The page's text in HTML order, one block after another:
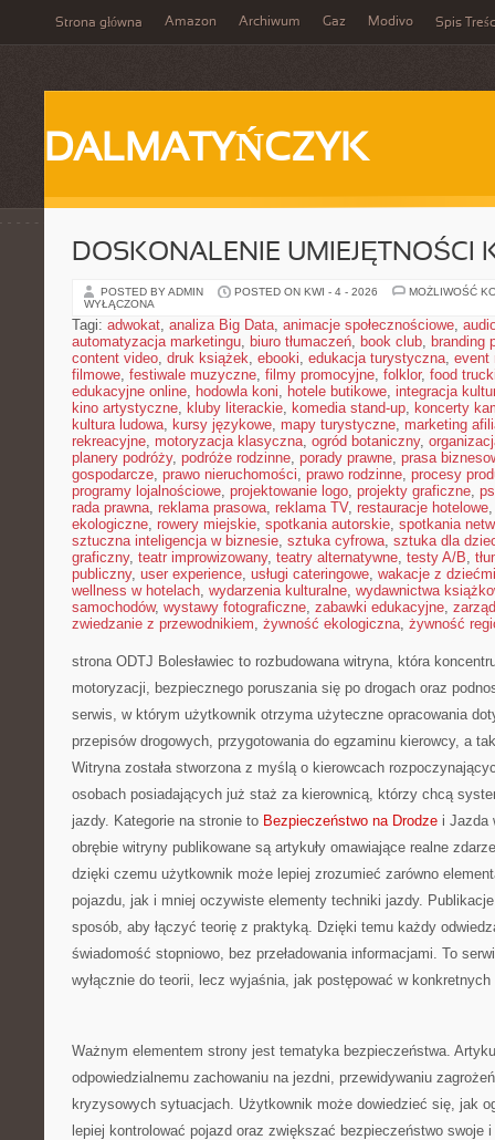
Strona główna Amazon Archiwum Gaz Modivo Spis
DALMATYŃCZYK
DOSKONALENIE UMIEJĘTNOŚCI
POSTED BY ADMIN POSTED ON KWI - 4 - 2026
MOŻLIWOŚĆ
WYŁĄCZONA
Tagi: adwokat, analiza Big Data, animacje społecznościowe,
automatyzacja marketingu, biuro tłumaczeń, book club, branding
content video, druk książek, ebooki, edukacja turystyczna, event
filmowe, festiwale muzyczne, filmy promocyjne, folklor, food
edukacyjne online, hodowla koni, hotele butikowe, integracja
kino artystyczne, kluby literackie, komedia stand-up, koncerty
kultura ludowa, kursy językowe, mapy turystyczne, marketing
rekreacyjne, motoryzacja klasyczna, ogród botaniczny,
planery podróży, podróże rodzinne, porady prawne, prasa
gospodarcze, prawo nieruchomości, prawo rodzinne, procesy
programy lojalnościowe, projektowanie logo, projekty graficzne,
rada prawna, reklama prasowa, reklama TV, restauracje hotelowe
ekologiczne, rowery miejskie, spotkania autorskie, spotkania
sztuczna inteligencja w biznesie, sztuka cyfrowa, sztuka dla
graficzny, teatr improwizowany, teatry alternatywne, testy A/B,
publiczny, user experience, usługi cateringowe, wakacje z dziećmi
wellness w hotelach, wydarzenia kulturalne, wydawnictwa
samochodów, wystawy fotograficzne, zabawki edukacyjne,
zwiedzanie z przewodnikiem, żywność ekologiczna, żywność
strona ODTJ Bolesławiec to rozbudowana witryna, która
motoryzacji, bezpiecznego poruszania się po drogach oraz
serwis, w którym użytkownik otrzyma użyteczne opracowania
przepisów drogowych, przygotowania do egzaminu kierowcy, a
Witryna została stworzona z myślą o kierowcach
osobach posiadających już staż za kierownicą, którzy chcą
jazdy. Kategorie na stronie to Bezpieczeństwo na Drodze i Jazda
obrębie witryny publikowane są artykuły omawiające realne
dzięki czemu użytkownik może lepiej zrozumieć zarówno
pojazdu, jak i mniej oczywiste elementy techniki jazdy.
sposób, aby łączyć teorię z praktyką. Dzięki temu każdy
świadomość stopniowo, bez przeładowania informacjami. To
wyłącznie do teorii, lecz wyjaśnia, jak postępować w
Ważnym elementem strony jest tematyka bezpieczeństwa.
odpowiedzialnemu zachowaniu na jezdni, przewidywaniu
kryzysowych sytuacjach. Użytkownik może dowiedzieć się, jak
lepiej kontrolować pojazd oraz zwiększać bezpieczeństwo swoje